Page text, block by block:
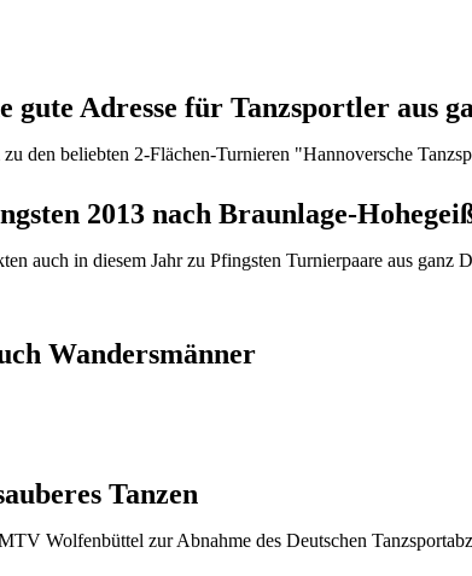
Adresse für Tanzsportler aus
den beliebten 2-Flächen-Turnieren "Hannoversche
2013 nach Braunlage-
auch in diesem Jahr zu Pfingsten Turnierpaare aus ganz
Wandersmänner
Tanzen
Wolfenbüttel zur Abnahme des Deutschen